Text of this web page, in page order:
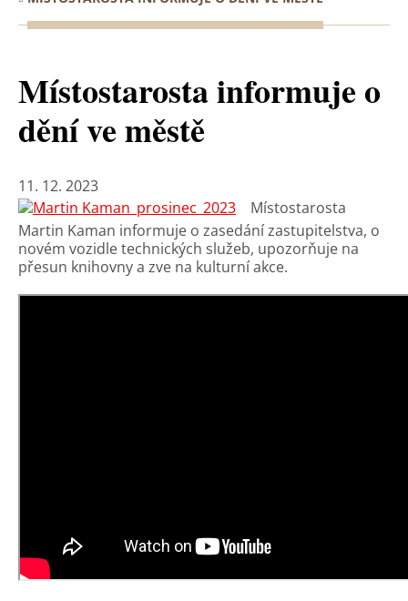
Místostarosta informuje o
dění ve městě
11. 12. 2023
Místostarosta
Martin Kaman informuje o zasedání zastupitelstva, o
novém vozidle technických služeb, upozorňuje na
přesun knihovny a zve na kulturní akce.